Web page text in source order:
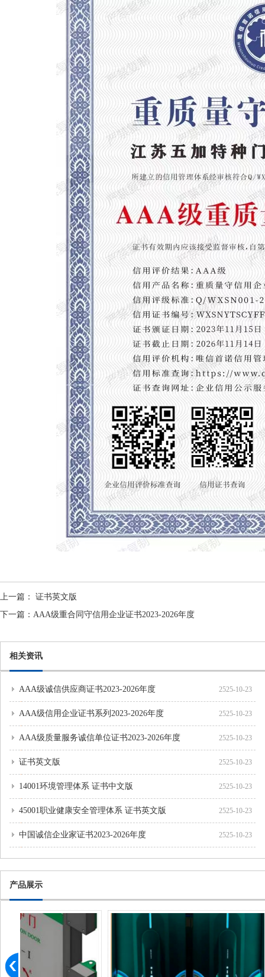
上一篇：
证书英文版
下一篇： AAA级重合同守信用企业证书2023-2026年度
相关资讯
AAA级诚信供应商证书2023-2026年度 2525-10-23
AAA级信用企业证书系列2023-2026年度 2525-10-23
AAA级质量服务诚信单位证书2023-2026年度 2525-10-23
证书英文版 2525-10-23
14001环境管理体系 证书中文版 2525-10-23
45001职业健康安全管理体系 证书英文版 2525-10-23
中国诚信企业家证书2023-2026年度 2525-10-23
产品展示